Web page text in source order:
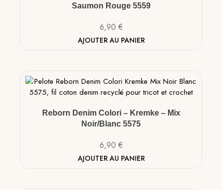
Saumon Rouge 5559
6,90 €
AJOUTER AU PANIER
Reborn Denim Colori – Kremke – Mix
Noir/Blanc 5575
6,90 €
AJOUTER AU PANIER